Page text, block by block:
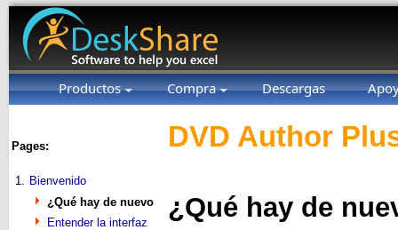
Productos Compra Descargas
Pages:
1. Bienvenido
¿Qué hay de nuevo
Entender la interfaz
DVD Author
¿Qué hay de